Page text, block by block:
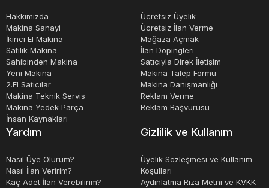
sunan ürünleri tercih etmek işletmeniz için en doğru
seçim olabilir.
Hakkımızda
Makina Sanayi
İkinci El Makina
Satılık Makina
Sahibinden Makina
Yeni Makina
2.El Satıcılar
Makina Teknik Servis
Makina Yedek Parça
İnsan Kaynakları
Ücretsiz Üyelik
Ücretsiz İlan Verme
Mağaza Açmak
İlan Dopingleri
Satıcıyla Direk İletişim
Makina Talep Formu
Makina Danışmanlığı
Reklam Verme
Reklam Başvurusu
Yardım
Nasıl Üye Olurum?
Nasıl İlan Veririm?
Kaç Adet İlan Verebilirim?
Gizlilik ve Kullanım
Üyelik Sözleşmesi ve Kullanım
Koşulları
Aydınlatma Rıza Metni ve KVKK